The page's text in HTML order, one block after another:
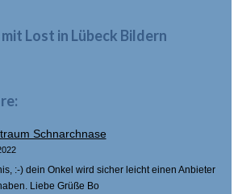
Lost in Lübeck Bildern
Schnarchnase
:-) dein Onkel wird sicher leicht einen Anbieter
Liebe Grüße Bo